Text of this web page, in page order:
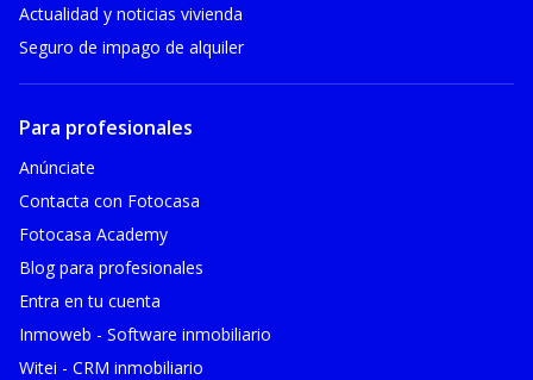
Actualidad y noticias vivienda
Seguro de impago de alquiler
Para profesionales
Anúnciate
Contacta con Fotocasa
Fotocasa Academy
Blog para profesionales
Entra en tu cuenta
Inmoweb - Software inmobiliario
Witei - CRM inmobiliario